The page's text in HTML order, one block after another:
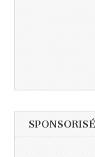
SPONSORISÉ